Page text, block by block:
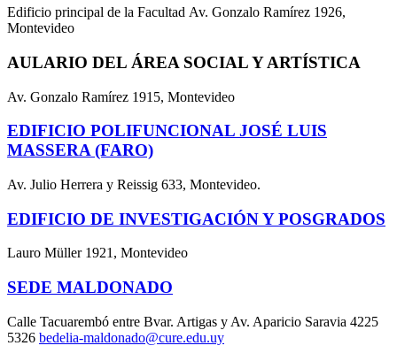
Edificio principal de la Facultad Av. Gonzalo Ramírez 1926,
Montevideo
AULARIO DEL ÁREA SOCIAL Y ARTÍSTICA
Av. Gonzalo Ramírez 1915, Montevideo
EDIFICIO POLIFUNCIONAL JOSÉ LUIS
MASSERA (FARO)
Av. Julio Herrera y Reissig 633, Montevideo.
EDIFICIO DE INVESTIGACIÓN Y POSGRADOS
Lauro Müller 1921, Montevideo
SEDE MALDONADO
Calle Tacuarembó entre Bvar. Artigas y Av. Aparicio Saravia 4225
5326 bedelia-maldonado@cure.edu.uy